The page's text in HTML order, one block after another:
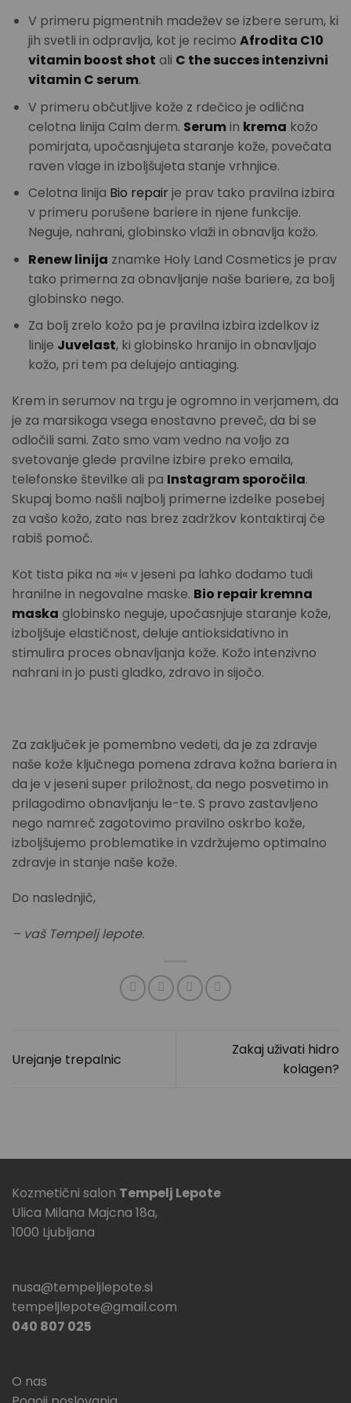
V primeru pigmentnih madežev se izbere serum, ki
jih svetli in odpravlja, kot je recimo Afrodita C10
vitamin boost shot ali C the succes intenzivni
vitamin C serum.
V primeru občutljive kože z rdečico je odlična
celotna linija Calm derm. Serumin krema kožo
pomirjata, upočasnjujeta staranje kože, povečata
raven vlage in izboljšujeta stanje vrhnjice.
Celotna linija Bio repair je prav tako pravilna izbira
v primeru porušene bariere in njene funkcije.
Neguje, nahrani, globinsko vlaži in obnavlja kožo.
Renew linija znamke Holy Land Cosmetics je prav
tako primerna za obnavljanje naše bariere, za bolj
globinsko nego.
Za bolj zrelo kožo pa je pravilna izbira izdelkov iz
linije Juvelast, ki globinsko hranijo in obnavljajo
kožo, pri tem pa delujejo antiaging.
Krem in serumov na trgu je ogromno in verjamem, da
je za marsikoga vsega enostavno preveč, da bi se
odločili sami. Zato smo vam vedno na voljo za
svetovanje glede pravilne izbire preko emaila,
telefonske številke ali pa Instagram sporočila.
Skupaj bomo našli najbolj primerne izdelke posebej
za vašo kožo, zato nas brez zadržkov kontaktiraj če
rabiš pomoč.
Kot tista pika na »i« v jeseni pa lahko dodamo tudi
hranilne in negovalne maske. Bio repair kremna
maska globinsko neguje, upočasnjuje staranje kože,
izboljšuje elastičnost, deluje antioksidativno in
stimulira proces obnavljanja kože. Kožo intenzivno
nahrani in jo pusti gladko, zdravo in sijočo.
Za zaključek je pomembno vedeti, da je za zdravje
naše kože ključnega pomena zdrava kožna bariera in
da je v jeseni super priložnost, da nego posvetimo in
prilagodimo obnavljanju le-te. S pravo zastavljeno
nego namreč zagotovimo pravilno oskrbo kože,
izboljšujemo problematike in vzdržujemo optimalno
zdravje in stanje naše kože.
Do naslednjič,
– vaš Tempelj lepote.
Urejanje trepalnic
Zakaj uživati hidro
kolagen?
Kozmetični salon Tempelj Lepote
Ulica Milana Majcna 18a,
1000 Ljubljana
nusa@tempeljlepote.si
tempeljlepote@gmail.com
040 807 025
O nas